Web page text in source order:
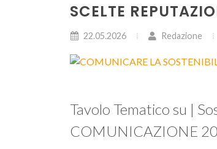
SCELTE
22.05.2026 Redazione
Tavolo Tematico su |
COMUNICAZIONE